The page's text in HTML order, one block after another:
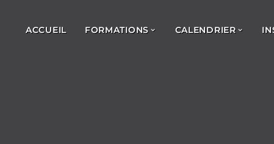
ACCUEIL FORMATIONS CALENDRIER